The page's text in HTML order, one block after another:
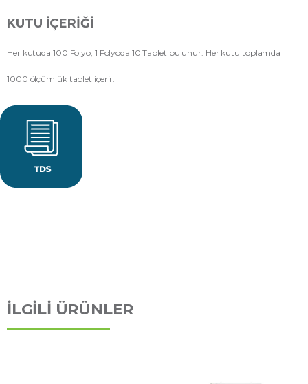
KUTU İÇERIĞI
Her kutuda 100 Folyo, 1 Folyoda 10 Tablet bulunur. Her kutu toplamda
1000 ölçümlük tablet içerir.
İLGİLİ ÜRÜNLER